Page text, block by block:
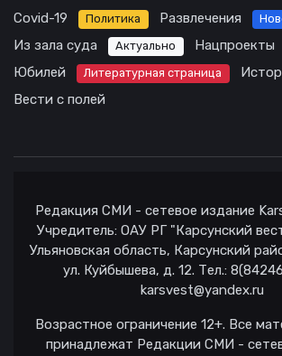
Covid-19 Политика Развлечения
Из зала суда Актуально Нацпроекты
Юбилей Литературная страница
Вести с полей
Редакция СМИ - сетевое издание
Учредитель: ОАУ РГ "Карсунский
Ульяновская область, Карсунский
ул. Куйбышева, д. 12. Тел.:
karsvest@yandex.ru
Возрастное ограничение 12+. Все
принадлежат Редакции СМИ -